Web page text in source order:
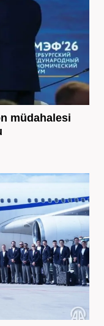
müdahalesi